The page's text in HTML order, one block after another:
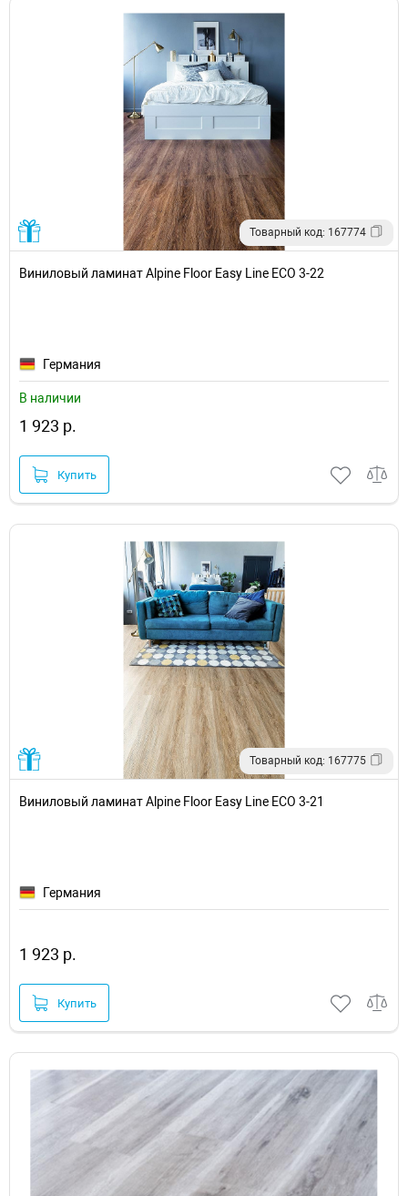
Товарный код: 167774
Виниловый ламинат Alpine Floor Easy Line ECO 3-22
Германия
В наличии
1 923 р.
Купить
Товарный код: 167775
Виниловый ламинат Alpine Floor Easy Line ECO 3-21
Германия
1 923 р.
Купить